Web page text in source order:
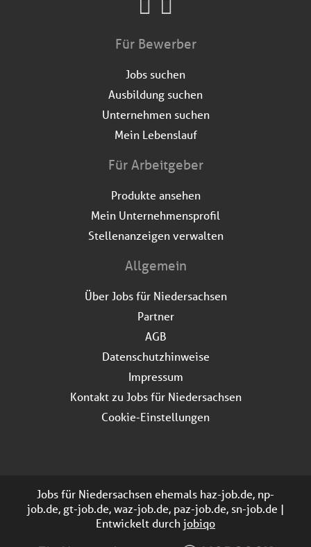
Für Bewerber
Jobs suchen
Ausbildung suchen
Unternehmen suchen
Mein Lebenslauf
Für Arbeitgeber
Produkte ansehen
Mein Unternehmensprofil
Stellenanzeigen verwalten
Allgemein
Über Jobs für Niedersachsen
Partner
AGB
Datenschutzhinweise
Impressum
Kontakt zu Jobs für Niedersachsen
Cookie-Einstellungen
Jobs für Niedersachsen ehemals haz-job.de, np-
job.de, gt-job.de, waz-job.de, paz-job.de, sn-job.de |
Entwickelt durchjobiqo